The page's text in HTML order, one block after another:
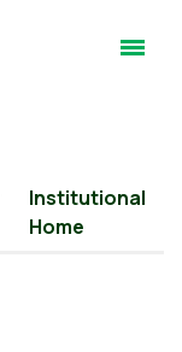
Institutional
Home